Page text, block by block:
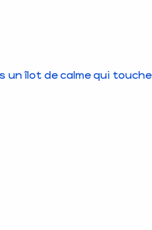
un îlot de calme qui touche